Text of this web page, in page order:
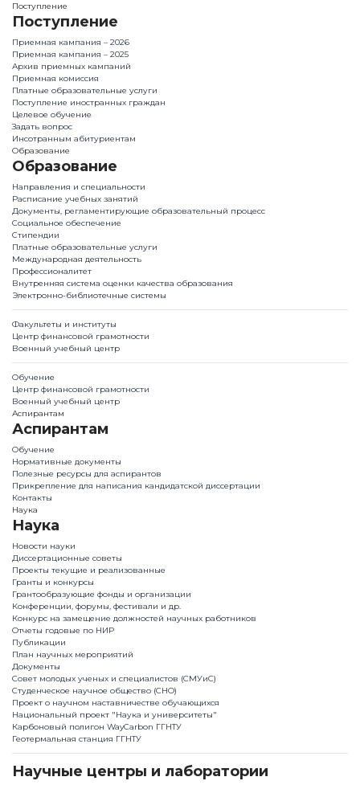
Поступление
Поступление
Приемная кампания – 2026
Приемная кампания – 2025
Архив приемных кампаний
Приемная комиссия
Платные образовательные услуги
Поступление иностранных граждан
Целевое обучение
Задать вопрос
Инсотранным абитуриентам
Образование
Образование
Направления и специальности
Расписание учебных занятий
Документы, регламентирующие образовательный процесс
Социальное обеспечение
Стипендии
Платные образовательные услуги
Международная деятельность
Профессионалитет
Внутренняя система оценки качества образования
Электронно-библиотечные системы
Факультеты и институты
Центр финансовой грамотности
Военный учебный центр
Обучение
Центр финансовой грамотности
Военный учебный центр
Аспирантам
Аспирантам
Обучение
Нормативные документы
Полезные ресурсы для аспирантов
Прикрепление для написания кандидатской диссертации
Контакты
Наука
Наука
Новости науки
Диссертационные советы
Проекты текущие и реализованные
Гранты и конкурсы
Грантообразующие фонды и организации
Конференции, форумы, фестивали и др.
Конкурс на замещение должностей научных работников
Отчеты годовые по НИР
Публикации
План научныx мероприятий
Документы
Совет молодых ученых и специалистов (СМУиС)
Студенческое научное общество (СНО)
Проект о научном наставничестве обучающихся
Национальный проект "Наука и университеты"
Карбоновый полигон WayCarbon ГГНТУ
Геотермальная станция ГГНТУ
Научные центры и лаборатории